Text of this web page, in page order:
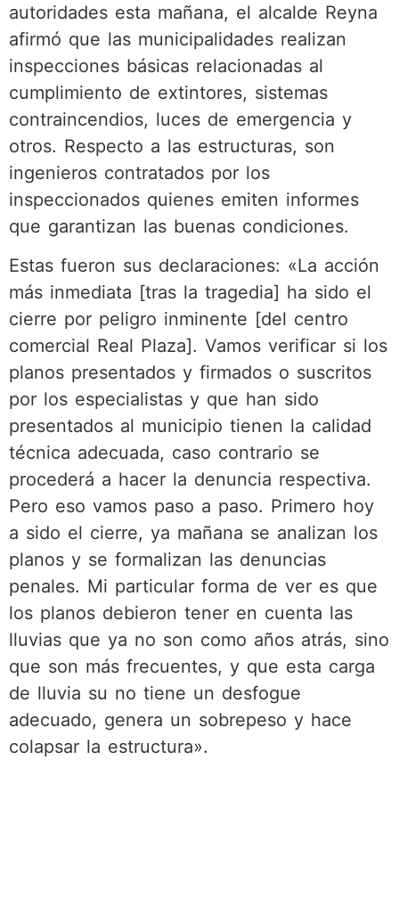
autoridades esta mañana, el alcalde Reyna
afirmó que las municipalidades realizan
inspecciones básicas relacionadas al
cumplimiento de extintores, sistemas
contraincendios, luces de emergencia y
otros. Respecto a las estructuras, son
ingenieros contratados por los
inspeccionados quienes emiten informes
que garantizan las buenas condiciones.
Estas fueron sus declaraciones: «La acción
más inmediata [tras la tragedia] ha sido el
cierre por peligro inminente [del centro
comercial Real Plaza]. Vamos verificar si los
planos presentados y firmados o suscritos
por los especialistas y que han sido
presentados al municipio tienen la calidad
técnica adecuada, caso contrario se
procederá a hacer la denuncia respectiva.
Pero eso vamos paso a paso. Primero hoy
a sido el cierre, ya mañana se analizan los
planos y se formalizan las denuncias
penales. Mi particular forma de ver es que
los planos debieron tener en cuenta las
lluvias que ya no son como años atrás, sino
que son más frecuentes, y que esta carga
de lluvia su no tiene un desfogue
adecuado, genera un sobrepeso y hace
colapsar la estructura».